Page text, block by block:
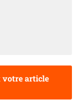
votre article